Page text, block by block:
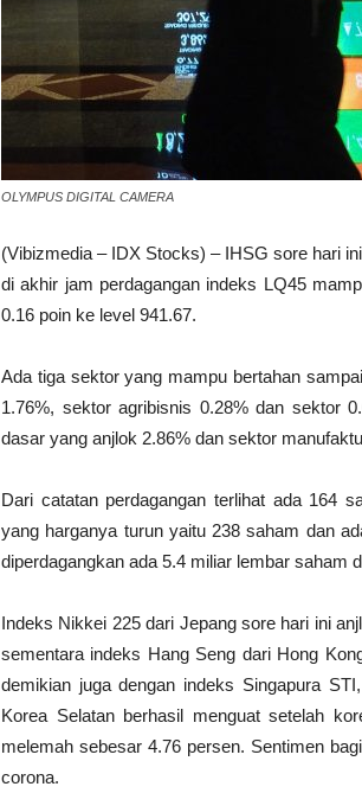
OLYMPUS DIGITAL CAMERA
(Vibizmedia – IDX Stocks) – IHSG sore hari
di akhir jam perdagangan indeks LQ45
0.16 poin ke level 941.67.
Ada tiga sektor yang mampu bertahan
1.76%, sektor agribisnis 0.28% dan sektor
dasar yang anjlok 2.86% dan sektor
Dari catatan perdagangan terlihat ada 164
yang harganya turun yaitu 238 saham dan
diperdagangkan ada 5.4 miliar lembar saham
Indeks Nikkei 225 dari Jepang sore hari ini
sementara indeks Hang Seng dari Hong
demikian juga dengan indeks Singapura
Korea Selatan berhasil menguat setelah
melemah sebesar 4.76 persen. Sentimen
corona.